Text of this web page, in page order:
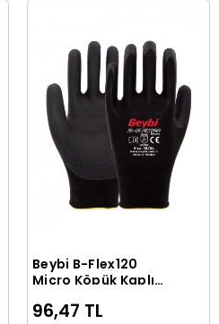
Sepete Ekle
Beybi B-Flex120
Micro Köpük Kaplı
Siyah No 09
96,47 TL